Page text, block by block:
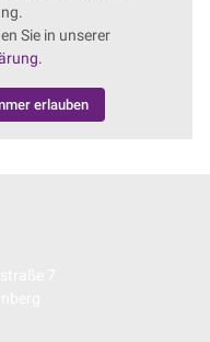
Sie in unserer
erlauben